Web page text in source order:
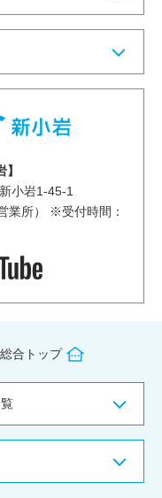
小岩1-45-1
業所） ※受付時間：
合トップ